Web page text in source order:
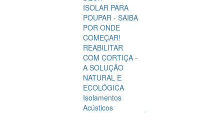
ISOLAR PARA
POUPAR - SAIBA
POR ONDE
COMEÇAR!
REABILITAR
COM CORTIÇA -
A SOLUÇÃO
NATURAL E
ECOLÓGICA
Isolamentos
Acústicos